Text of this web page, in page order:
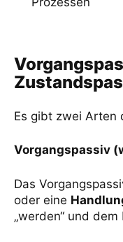
Es gibt zwei Arten
Vorgangspassiv
Das
oder eine
„werden“ und